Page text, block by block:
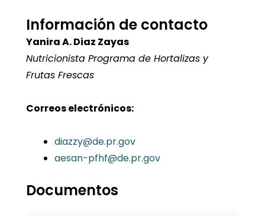
Información de contacto
Yanira A. Diaz Zayas
Nutricionista Programa de Hortalizas y
Frutas Frescas
Correos electrónicos:
diazzy@de.pr.gov
aesan-pfhf@de.pr.gov
Documentos